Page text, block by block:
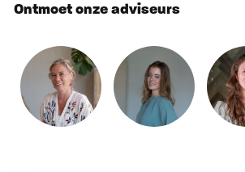
Ontmoet onze adviseurs